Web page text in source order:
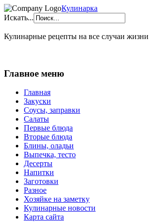
Кулинарка
Искать...
Кулинарные рецепты на все случаи жизни
Главное меню
Главная
Закуски
Соусы, заправки
Салаты
Первые блюда
Вторые блюда
Блины, оладьи
Выпечка, тесто
Десерты
Напитки
Заготовки
Разное
Хозяйке на заметку
Кулинарные новости
Карта сайта